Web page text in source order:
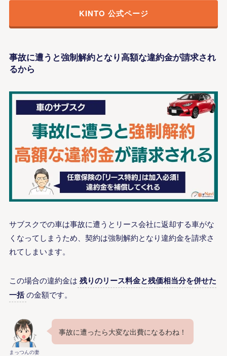
KINTO 公式ページ
事故に遭うと強制解約となり高額な違約金が請求され
るから
サブスクでの車は事故に遭うとリース会社に返却する車がな
くなってしまうため、契約は強制解約となり違約金を請求さ
れてしまいます。
この場合の違約金は 残りのリース料金と残価相当分を併せた
一括の金額です。
まっつんの妻
事故に遭ったら大変な出費になるわね！